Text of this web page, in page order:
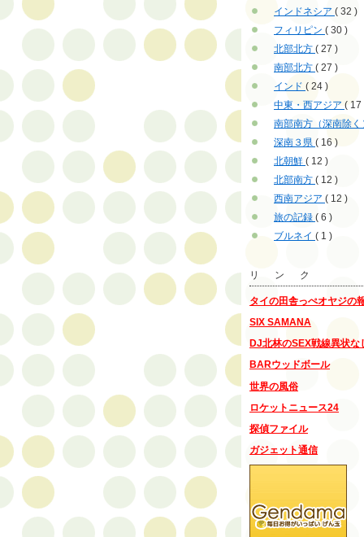
インドネシア ( 32 )
フィリピン ( 30 )
北部北方 ( 27 )
南部北方 ( 27 )
インド ( 24 )
中東・西アジア ( 17
南部南方（深南除
深南３県 ( 16 )
北朝鮮 ( 12 )
北部南方 ( 12 )
西南アジア ( 12 )
旅の記録 ( 6 )
ブルネイ ( 1 )
リ ン ク
タイの田舎っぺオヤジの
SIX SAMANA
DJ北林のSEX戦線異状な
BARウッドボール
世界の風俗
ロケットニュース24
探偵ファイル
ガジェット通信